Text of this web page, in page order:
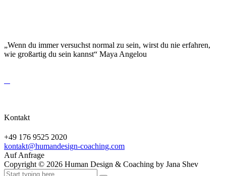
„Wenn du immer versuchst normal zu sein, wirst du nie erfahren,
wie großartig du sein kannst“ Maya Angelou
Kontakt
+49 176 9525 2020
kontakt@humandesign-coaching.com
Auf Anfrage
Copyright © 2026 Human Design & Coaching by Jana Shev